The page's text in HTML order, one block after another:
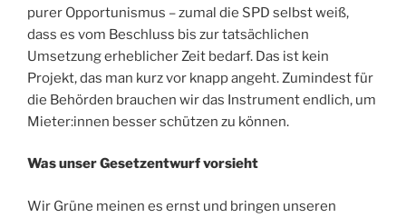
purer Opportunismus – zumal die SPD selbst weiß,
dass es vom Beschluss bis zur tatsächlichen
Umsetzung erheblicher Zeit bedarf. Das ist kein
Projekt, das man kurz vor knapp angeht. Zumindest für
die Behörden brauchen wir das Instrument endlich, um
Mieter:innen besser schützen zu können.
Was unser Gesetzentwurf vorsieht
Wir Grüne meinen es ernst und bringen unseren